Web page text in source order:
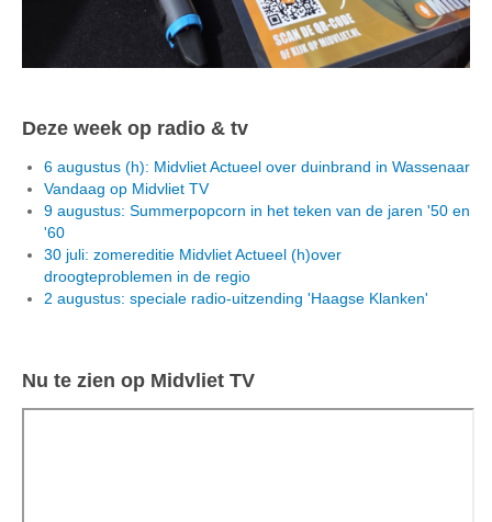
Deze week op radio & tv
6 augustus (h): Midvliet Actueel over duinbrand in Wassenaar
Vandaag op Midvliet TV
9 augustus: Summerpopcorn in het teken van de jaren '50 en
'60
30 juli: zomereditie Midvliet Actueel (h)over
droogteproblemen in de regio
2 augustus: speciale radio-uitzending 'Haagse Klanken'
Nu te zien op Midvliet TV